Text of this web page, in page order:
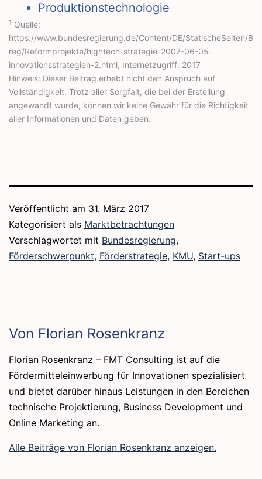
Produktionstechnologie
1 Quelle:
https://www.bundesregierung.de/Content/DE/StatischeSeiten/B
reg/Reformprojekte/hightech-strategie-2007-06-05-
innovationsstrategien-2.html, Internetzugriff: 2017
Hinweis: Dieser Beitrag erhebt nicht den Anspruch auf
Vollständigkeit. Trotz aller Sorgfalt, die bei der Erstellung
angewandt wurde, können wir keine Gewähr für die Richtigkeit
aller Informationen und Daten geben.
Veröffentlicht am 31. März 2017
Kategorisiert als Marktbetrachtungen
Verschlagwortet mit Bundesregierung,
Förderschwerpunkt, Förderstrategie, KMU, Start-ups
Von Florian Rosenkranz
Florian Rosenkranz – FMT Consulting ist auf die
Fördermitteleinwerbung für Innovationen spezialisiert
und bietet darüber hinaus Leistungen in den Bereichen
technische Projektierung, Business Development und
Online Marketing an.
Alle Beiträge von Florian Rosenkranz anzeigen.